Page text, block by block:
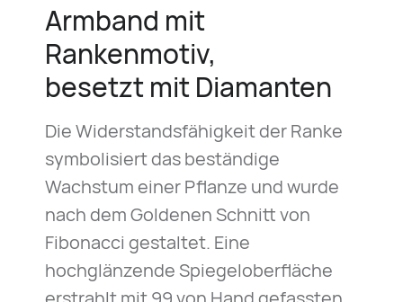
Armband mit
Rankenmotiv,
besetzt mit Diamanten
Die Widerstandsfähigkeit der Ranke
symbolisiert das beständige
Wachstum einer Pflanze und wurde
nach dem Goldenen Schnitt von
Fibonacci gestaltet. Eine
hochglänzende Spiegeloberfläche